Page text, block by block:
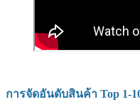
การจัดอันดับสินค้า Top 1-